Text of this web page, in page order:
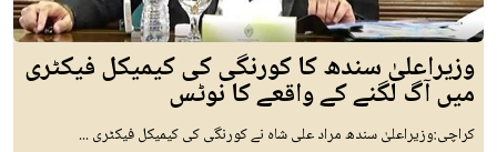
وزیراعلیٰ سندھ کا کورنگی کی کیمیکل فیکٹری
میں آگ لگنے کے واقعے کا نوٹس
کراچی:وزیراعلیٰ سندھ مراد علی شاہ نے کورنگی کی کیمیکل فیکٹری ...